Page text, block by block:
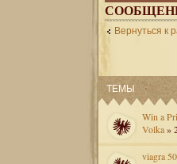
Вернуться к
ТЕМЫ
Win a
Volka»
viagra